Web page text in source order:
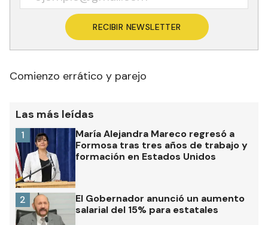
RECIBIR NEWSLETTER
Comienzo errático y parejo
Las más leídas
María Alejandra Mareco regresó a
Formosa tras tres años de trabajo y
formación en Estados Unidos
1
El Gobernador anunció un aumento
salarial del 15% para estatales
2